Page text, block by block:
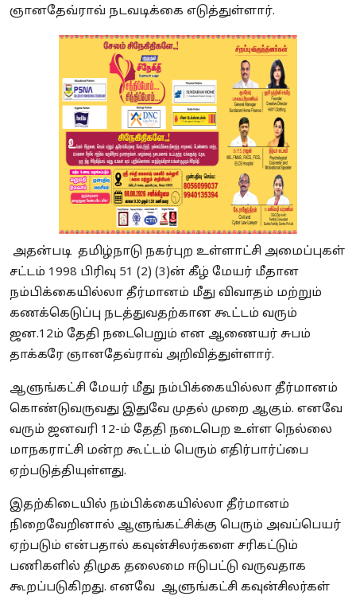
ஞானதேவ்ராவ் நடவடிக்கை எடுத்துள்ளார்.
அதன்படி தமிழ்நாடு நகர்புற உள்ளாட்சி அமைப்புகள்
சட்டம் 1998 பிரிவு 51 (2) (3)ன் கீழ் மேயர் மீதான
நம்பிக்கையில்லா தீர்மானம் மீது விவாதம் மற்றும்
கணக்கெடுப்பு நடத்துவதற்கான கூட்டம் வரும்
ஜன.12ம் தேதி நடைபெறும் என ஆணையர் சுபம்
தாக்கரே ஞானதேவ்ராவ் அறிவித்துள்ளார்.
ஆளுங்கட்சி மேயர் மீது நம்பிக்கையில்லா தீர்மானம்
கொண்டுவருவது இதுவே முதல் முறை ஆகும். எனவே
வரும் ஜனவரி 12-ம் தேதி நடைபெற உள்ள நெல்லை
மாநகராட்சி மன்ற கூட்டம் பெரும் எதிர்பார்ப்பை
ஏற்படுத்தியுள்ளது.
இதற்கிடையில் நம்பிக்கையில்லா தீர்மானம்
நிறைவேறினால் ஆளுங்கட்சிக்கு பெரும் அவப்பெயர்
ஏற்படும் என்பதால் கவுன்சிலர்களை சரிகட்டும்
பணிகளில் திமுக தலைமை ஈடுபட்டு வருவதாக
கூறப்படுகிறது. எனவே ஆளுங்கட்சி கவுன்சிலர்கள்